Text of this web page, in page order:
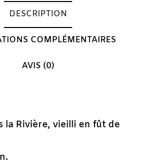
DESCRIPTION
COMPLÉMENTAIRES
AVIS (0)
la Rivière, vieilli en fût de